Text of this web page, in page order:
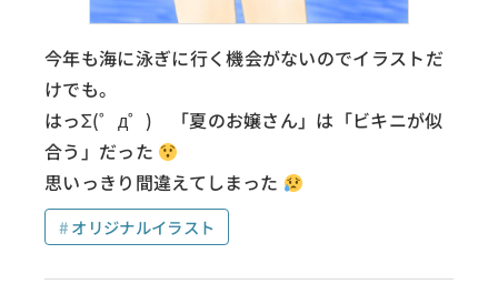
今年も海に泳ぎに行く機会がないのでイラストだ
けでも。
はっΣ(゜д゜) 「夏のお嬢さん」は「ビキニが似
合う」だった
思いっきり間違えてしまった
オリジナルイラスト